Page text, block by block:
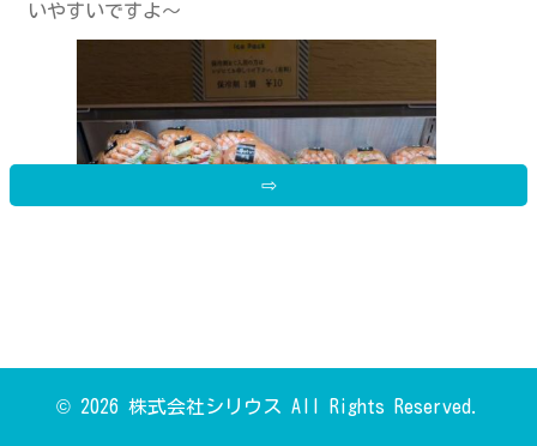
いやすいですよ～
⇨
© 2026 株式会社シリウス All Rights Reserved.